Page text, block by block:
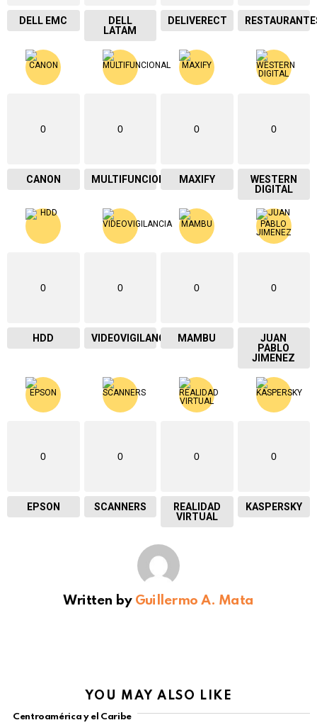
DELL EMC
DELL
LATAM
DELIVERECT
0
CANON
0
MULTIFUNCIONAL
0
MAXIFY
0
WESTERN
DIGITAL
0
HDD
0
VIDEOVIGILANCIA
0
MAMBU
0
JUAN
PABLO
JIMENEZ
0
EPSON
0
SCANNERS
0
REALIDAD
VIRTUAL
0
KASPERSKY
Written by Guillermo A. Mata
YOU MAY ALSO LIKE
Centroamérica y el Caribe